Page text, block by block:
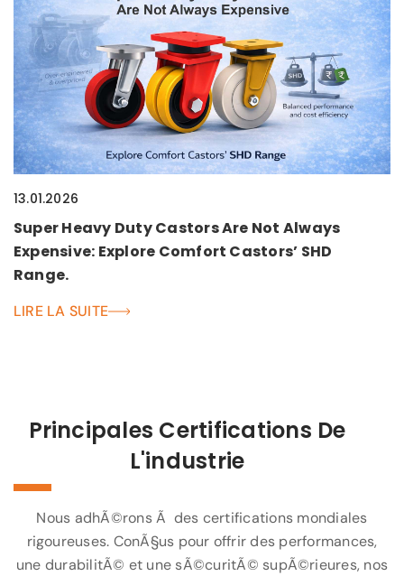
13.01.2026
Super Heavy Duty Castors Are Not Always
Expensive: Explore Comfort Castors’ SHD
Range.
LIRE LA SUITE
Principales Certifications De
L'industrie
Nous adhÃ©rons Ã des certifications mondiales
rigoureuses. ConÃ§us pour offrir des performances,
une durabilitÃ© et une sÃ©curitÃ© supÃ©rieures, nos